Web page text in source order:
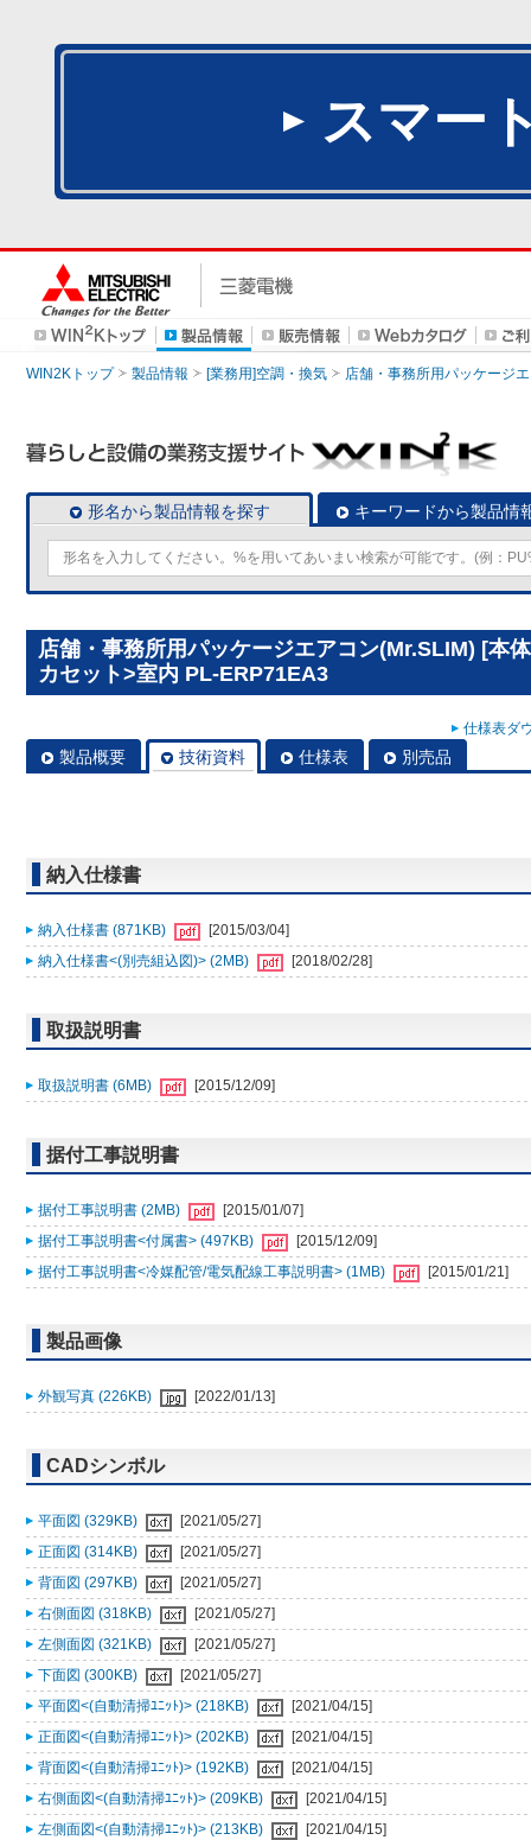
スマー
WIN2Kトップ 製品情報 [業務用]空調・換気 店舗・事務所用パッケージ
形名から製品情報を探す キーワードから製品情
店舗・事務所用パッケージエアコン(Mr.SLIM) [本
カセット>室内 PL-ERP71EA3
仕様表ダ
製品概要 技術資料 仕様表 別売品
納入仕様書
納入仕様書 (871KB)
[2015/03/04]
納入仕様書<(別売組込図)> (2MB)
[2018/02/28]
取扱説明書
取扱説明書 (6MB) [2015/12/09]
据付工事説明書
据付工事説明書 (2MB)
[2015/01/07]
据付工事説明書<付属書> (497KB)
[2015/12/09]
据付工事説明書<冷媒配管/電気配線工事説明書> (1MB)
[2015/01/21]
製品画像
外観写真 (226KB) [2022/01/13]
CADシンボル
平面図 (329KB)
[2021/05/27]
正面図 (314KB)
[2021/05/27]
背面図 (297KB)
[2021/05/27]
右側面図 (318KB)
[2021/05/27]
左側面図 (321KB)
[2021/05/27]
下面図 (300KB)
[2021/05/27]
平面図<(自動清掃ﾕﾆｯﾄ)> (218KB)
[2021/04/15]
正面図<(自動清掃ﾕﾆｯﾄ)> (202KB)
[2021/04/15]
背面図<(自動清掃ﾕﾆｯﾄ)> (192KB)
[2021/04/15]
右側面図<(自動清掃ﾕﾆｯﾄ)> (209KB)
[2021/04/15]
左側面図<(自動清掃ﾕﾆｯﾄ)> (213KB)
[2021/04/15]